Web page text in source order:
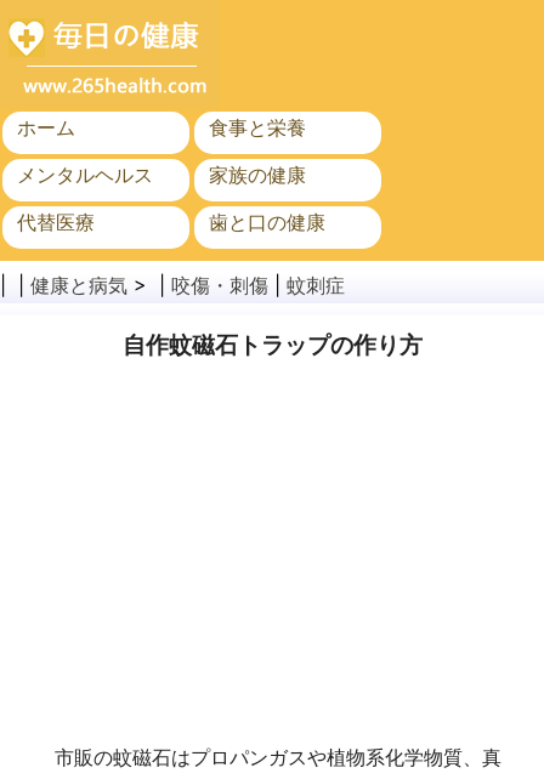
ホーム
食事と栄養
メンタルヘルス
家族の健康
代替医療
歯と口の健康
がん
公衆衛生
健康と病気 > | 咬傷・刺傷 蚊刺症
自作蚊磁石トラップの作り方
市販の蚊磁石はプロパンガスや植物系化学物質、真